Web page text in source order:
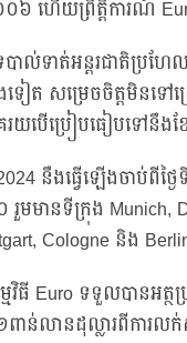
ហើយព្រឹត្តិការណ៍ Euro
របាល់ទាត់អន្តរជាតិប្
ទៀត សម្រេចចិត្តមិនទៅ
យបើប្រៀបធៀបទៅនឹង
នឹងធ្វើឡើងចាប់ពីថ្
មមានទីក្រុង Munich,
Cologne និង
មវិធី Euro ទទួលបានអ
ន់លានដុល្លារពីការលក់